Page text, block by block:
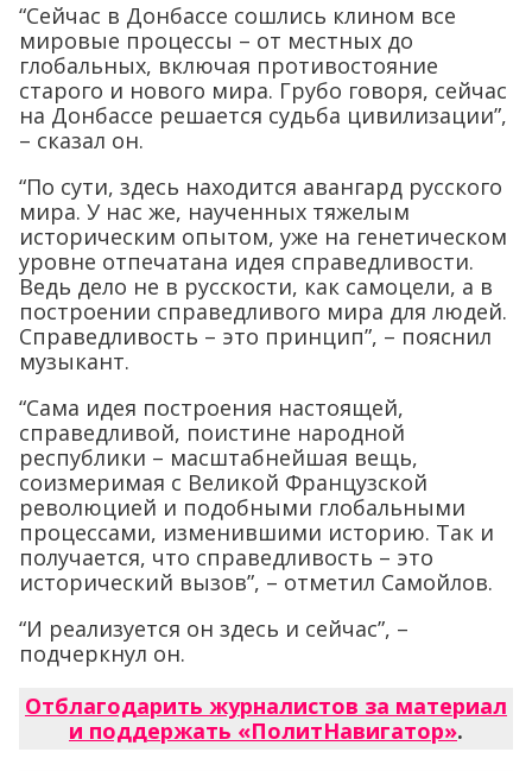
“Сейчас в Донбассе сошлись клином все
мировые процессы – от местных до
глобальных, включая противостояние
старого и нового мира. Грубо говоря, сейчас
на Донбассе решается судьба цивилизации”,
– сказал он.
“По сути, здесь находится авангард русского
мира. У нас же, наученных тяжелым
историческим опытом, уже на генетическом
уровне отпечатана идея справедливости.
Ведь дело не в русскости, как самоцели, а в
построении справедливого мира для людей.
Справедливость – это принцип”, – пояснил
музыкант.
“Сама идея построения настоящей,
справедливой, поистине народной
республики – масштабнейшая вещь,
соизмеримая с Великой Французской
революцией и подобными глобальными
процессами, изменившими историю. Так и
получается, что справедливость – это
исторический вызов”, – отметил Самойлов.
“И реализуется он здесь и сейчас”, –
подчеркнул он.
Отблагодарить журналистов за материал
и поддержать «ПолитНавигатор».